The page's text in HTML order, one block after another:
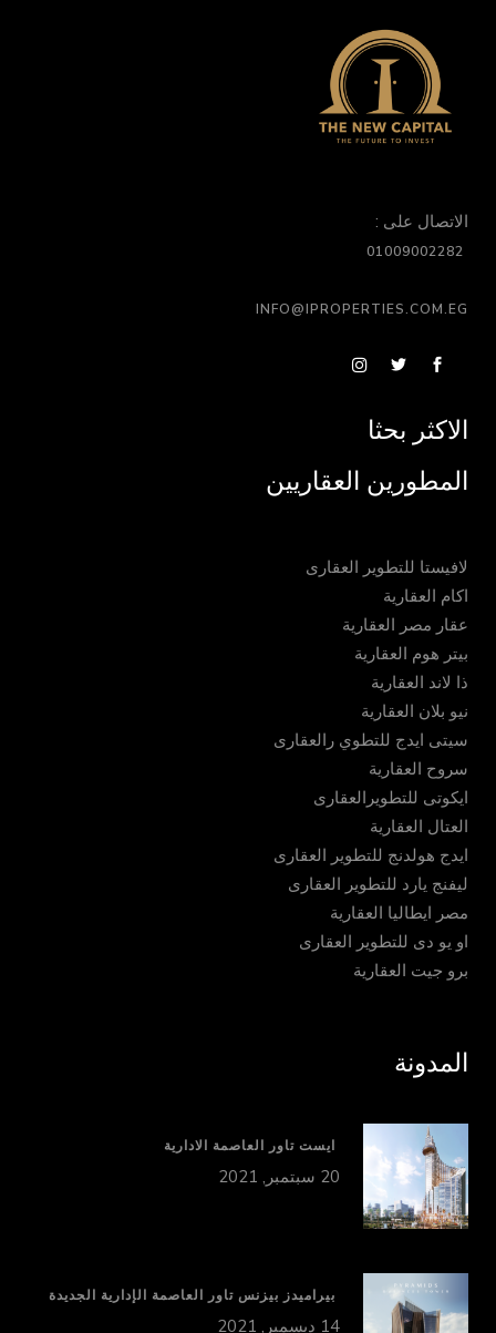
الاتصال على :
INFO@IPROPERTIES.COM.EG
الاكثر بحثا
المطورين العقاريين
لافيستا للتطوير العقارى
اكام العقارية
عقار مصر العقارية
بيتر هوم العقارية
ذا لاند العقارية
نيو بلان العقارية
سيتى ايدج للتطوي رالعقارى
سروح العقارية
ايكوتى للتطويرالعقارى
العتال العقارية
ايدج هولدنج للتطوير العقارى
ليفنج يارد للتطوير العقارى
مصر ايطاليا العقارية
او يو دى للتطوير العقارى
برو جيت العقارية
المدونة
ايست تاور العاصمة الادارية
20 سبتمبر, 2021
بيراميدز بيزنس تاور العاصمة الإدارية الجديدة
14 ديسمبر, 2021